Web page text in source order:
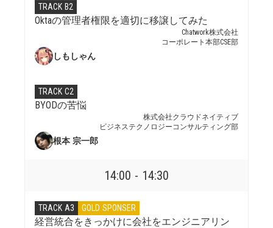
TRACK B2
Oktaの管理者権限を適切に移譲してみた
Chatwork株式会社
コーポレート本部CSE部
しもしゃん
TRACK C2
BYODの苦悩
株式会社クラウドネイティブ
ビジネステクノロジーコンサルティング部
根本 宗一郎
14:00 - 14:30
TRACK A3 GOLD SPONSER
経営統合をきっかけに会社をエンジニアリン